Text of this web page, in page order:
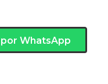
WhatsApp